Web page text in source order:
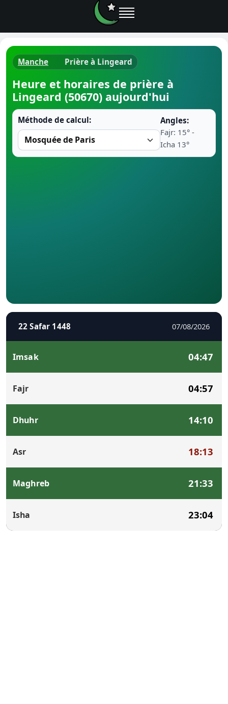
Ramadan
Manche Prière à Lingeard
Heure et horaires de prière à
Lingeard (50670) aujourd'hui
Méthode de calcul:
Angles:
Fajr: 15° -
Icha 13°
22 Safar 1448 07/08/2026
Imsak 04:47
Fajr 04:57
Dhuhr 14:10
Asr 18:13
Maghreb 21:33
Isha 23:04